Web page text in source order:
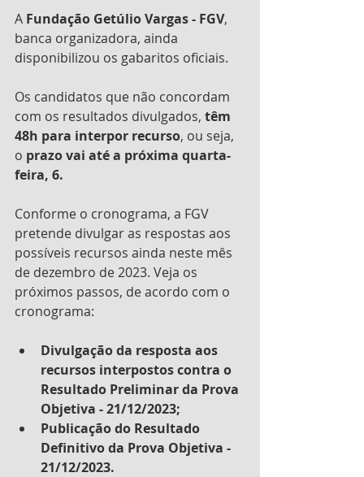
A Fundação Getúlio Vargas - FGV,
banca organizadora, ainda
disponibilizou os gabaritos oficiais.
Os candidatos que não concordam
com os resultados divulgados, têm
48h para interpor recurso, ou seja,
o prazo vai até a próxima quarta-
feira, 6.
Conforme o cronograma, a FGV
pretende divulgar as respostas aos
possíveis recursos ainda neste mês
de dezembro de 2023. Veja os
próximos passos, de acordo com o
cronograma:
Divulgação da resposta aos
recursos interpostos contra o
Resultado Preliminar da Prova
Objetiva - 21/12/2023;
Publicação do Resultado
Definitivo da Prova Objetiva -
21/12/2023.